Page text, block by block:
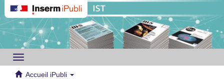
Toggle
navigation
Accueil iPubli